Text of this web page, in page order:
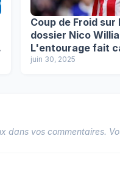
Coup de Froid sur
dossier Nico
L'entourage fait
les négociations
juin 30, 2025
dans vos commentaires.